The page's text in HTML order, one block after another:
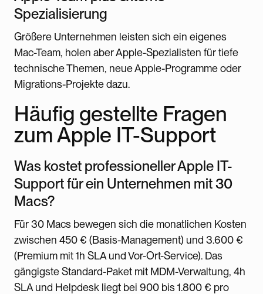
Spezialisierung
Größere Unternehmen leisten sich ein eigenes
Mac-Team, holen aber Apple-Spezialisten für tiefe
technische Themen, neue Apple-Programme oder
Migrations-Projekte dazu.
Häufig gestellte Fragen
zum Apple IT-Support
Was kostet professioneller Apple IT-
Support für ein Unternehmen mit 30
Macs?
Für 30 Macs bewegen sich die monatlichen Kosten
zwischen 450 € (Basis-Management) und 3.600 €
(Premium mit 1h SLA und Vor-Ort-Service). Das
gängigste Standard-Paket mit MDM-Verwaltung, 4h
SLA und Helpdesk liegt bei 900 bis 1.800 € pro